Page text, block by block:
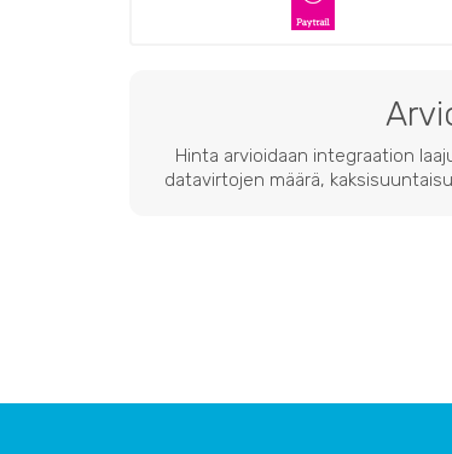
Hinta arvioidaan integraation
datavirtojen määrä,